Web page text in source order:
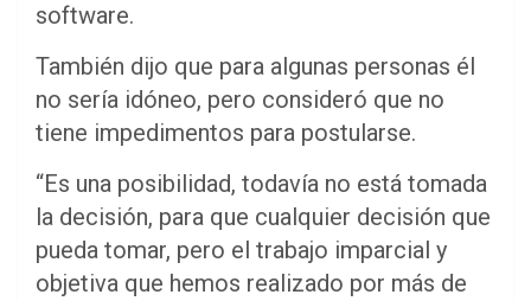
software.
También dijo que para algunas personas él
no sería idóneo, pero consideró que no
tiene impedimentos para postularse.
“Es una posibilidad, todavía no está tomada
la decisión, para que cualquier decisión que
pueda tomar, pero el trabajo imparcial y
objetiva que hemos realizado por más de